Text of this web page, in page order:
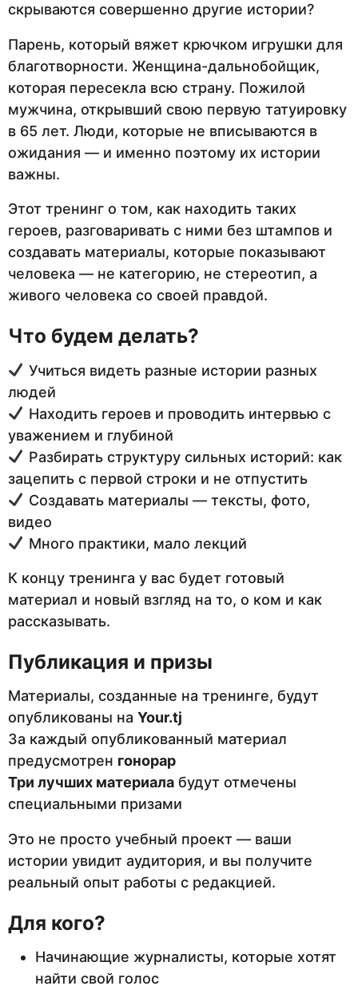
скрываются совершенно другие истории?
Парень, который вяжет крючком игрушки для
благотворности. Женщина-дальнобойщик,
которая пересекла всю страну. Пожилой
мужчина, открывший свою первую татуировку
в 65 лет. Люди, которые не вписываются в
ожидания — и именно поэтому их истории
важны.
Этот тренинг о том, как находить таких
героев, разговаривать с ними без штампов и
создавать материалы, которые показывают
человека — не категорию, не стереотип, а
живого человека со своей правдой.
Что будем делать?
Учиться видеть разные истории разных
людей
Находить героев и проводить интервью с
уважением и глубиной
Разбирать структуру сильных историй: как
зацепить с первой строки и не отпустить
Создавать материалы — тексты, фото,
видео
Много практики, мало лекций
К концу тренинга у вас будет готовый
материал и новый взгляд на то, о ком и как
рассказывать.
Публикация и призы
Материалы, созданные на тренинге, будут
опубликованы на Your.tj
За каждый опубликованный материал
предусмотрен гонорар
Три лучших материала будут отмечены
специальными призами
Это не просто учебный проект — ваши
истории увидит аудитория, и вы получите
реальный опыт работы с редакцией.
Для кого?
Начинающие журналисты, которые хотят
найти свой голос